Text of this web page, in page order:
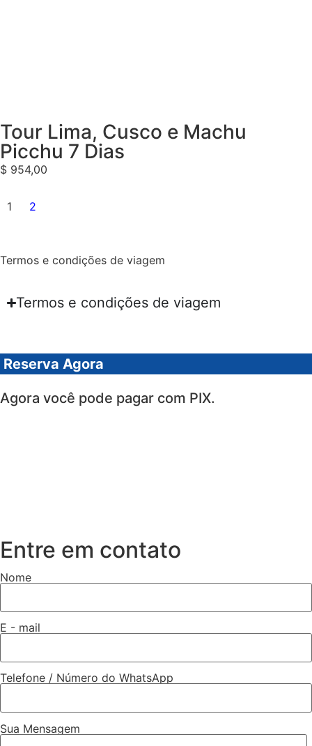
Tour Lima, Cusco e Machu
Picchu 7 Dias
$ 954,00
1 2
Termos e condições de viagem
Termos e condições de viagem
Reserva Agora
Agora você pode pagar com PIX.
Entre em contato
Nome
E - mail
Telefone / Número do WhatsApp
Sua Mensagem